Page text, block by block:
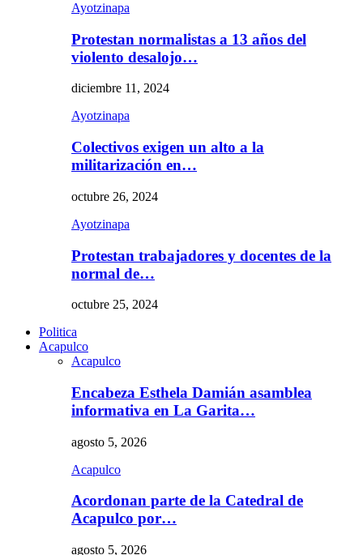
Ayotzinapa
Protestan normalistas a 13 años del
violento desalojo…
diciembre 11, 2024
Ayotzinapa
Colectivos exigen un alto a la
militarización en…
octubre 26, 2024
Ayotzinapa
Protestan trabajadores y docentes de la
normal de…
octubre 25, 2024
Politica
Acapulco
Acapulco
Encabeza Esthela Damián asamblea
informativa en La Garita…
agosto 5, 2026
Acapulco
Acordonan parte de la Catedral de
Acapulco por…
agosto 5, 2026